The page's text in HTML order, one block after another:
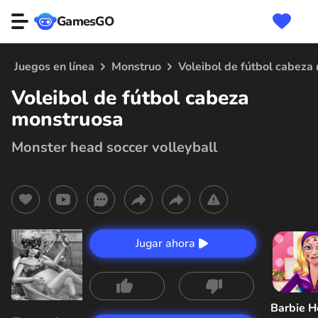
GamesGO
Juegos en línea Monstruo Voleibol de fútbol cabeza
Voleibol de fútbol cabeza
monstruosa
Monster head soccer volleyball
Jugar ahora
Barbie